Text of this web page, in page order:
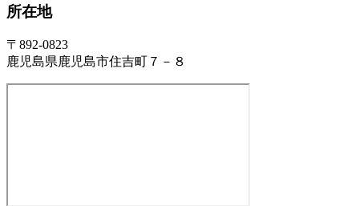
所在地
〒892-0823
鹿児島県鹿児島市住吉町７－８